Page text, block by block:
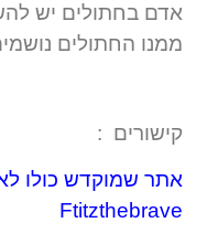
אדם בחתולים יש
ממנו החתולים
קישורים :
אתר שמוקדש כולו
Ftitzthebrave